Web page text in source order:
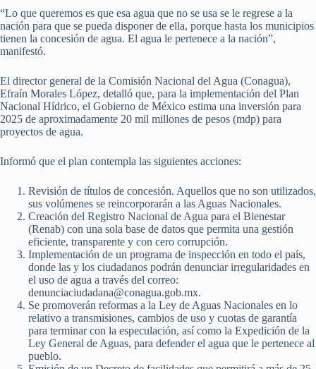
“Lo que queremos es que esa agua que no se usa se le regrese a la
nación para que se pueda disponer de ella, porque hasta los municipios
tienen la concesión de agua. El agua le pertenece a la nación”,
manifestó.
El director general de la Comisión Nacional del Agua (Conagua),
Efraín Morales López, detalló que, para la implementación del Plan
Nacional Hídrico, el Gobierno de México estima una inversión para
2025 de aproximadamente 20 mil millones de pesos (mdp) para
proyectos de agua.
Informó que el plan contempla las siguientes acciones:
Revisión de títulos de concesión. Aquellos que no son utilizados,
sus volúmenes se reincorporarán a las Aguas Nacionales.
Creación del Registro Nacional de Agua para el Bienestar
(Renab) con una sola base de datos que permita una gestión
eficiente, transparente y con cero corrupción.
Implementación de un programa de inspección en todo el país,
donde las y los ciudadanos podrán denunciar irregularidades en
el uso de agua a través del correo:
denunciaciudadana@conagua.gob.mx.
Se promoverán reformas a la Ley de Aguas Nacionales en lo
relativo a transmisiones, cambios de uso y cuotas de garantía
para terminar con la especulación, así como la Expedición de la
Ley General de Aguas, para defender el agua que le pertenece al
pueblo.